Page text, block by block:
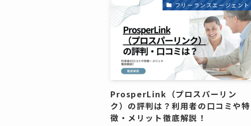
フリーランスエージェント
ProsperLink（プロスパーリン
ク）の評判は？利用者の口コミや特
徴・メリット徹底解説！